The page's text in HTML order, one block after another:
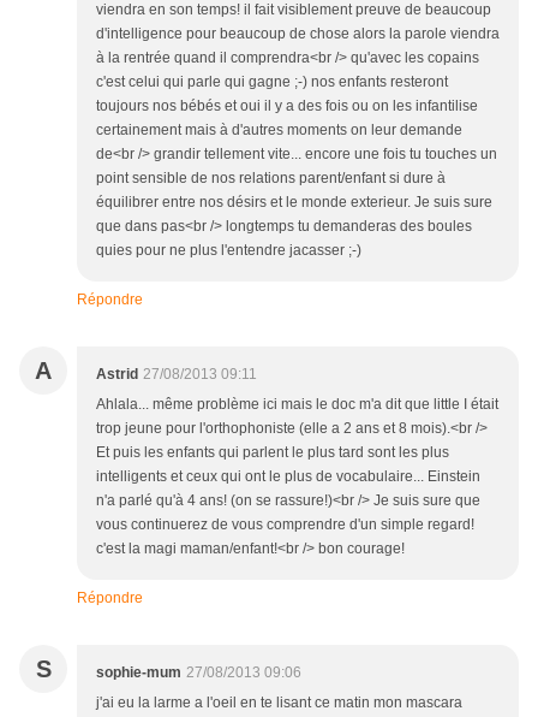
viendra en son temps! il fait visiblement preuve de beaucoup
d'intelligence pour beaucoup de chose alors la parole viendra
à la rentrée quand il comprendra<br /> qu'avec les copains
c'est celui qui parle qui gagne ;-) nos enfants resteront
toujours nos bébés et oui il y a des fois ou on les infantilise
certainement mais à d'autres moments on leur demande
de<br /> grandir tellement vite... encore une fois tu touches un
point sensible de nos relations parent/enfant si dure à
équilibrer entre nos désirs et le monde exterieur. Je suis sure
que dans pas<br /> longtemps tu demanderas des boules
quies pour ne plus l'entendre jacasser ;-)
Répondre
A Astrid 27/08/2013 09:11
Ahlala... même problème ici mais le doc m'a dit que little I était
trop jeune pour l'orthophoniste (elle a 2 ans et 8 mois).<br />
Et puis les enfants qui parlent le plus tard sont les plus
intelligents et ceux qui ont le plus de vocabulaire... Einstein
n'a parlé qu'à 4 ans! (on se rassure!)<br /> Je suis sure que
vous continuerez de vous comprendre d'un simple regard!
c'est la magi maman/enfant!<br /> bon courage!
Répondre
S sophie-mum 27/08/2013 09:06
j'ai eu la larme a l'oeil en te lisant ce matin mon mascara